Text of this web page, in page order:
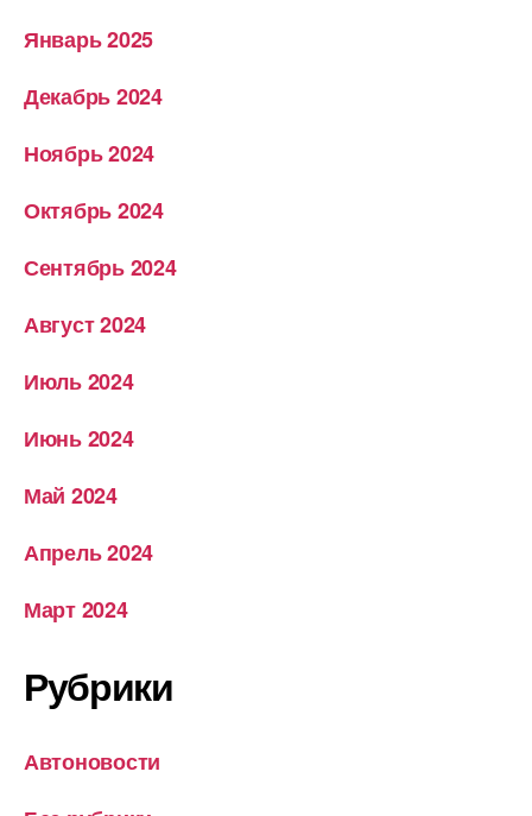
Январь 2025
Декабрь 2024
Ноябрь 2024
Октябрь 2024
Сентябрь 2024
Август 2024
Июль 2024
Июнь 2024
Май 2024
Апрель 2024
Март 2024
Рубрики
Автоновости